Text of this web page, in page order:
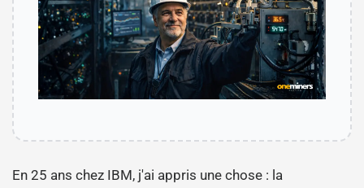
En 25 ans chez IBM, j'ai appris une chose : la